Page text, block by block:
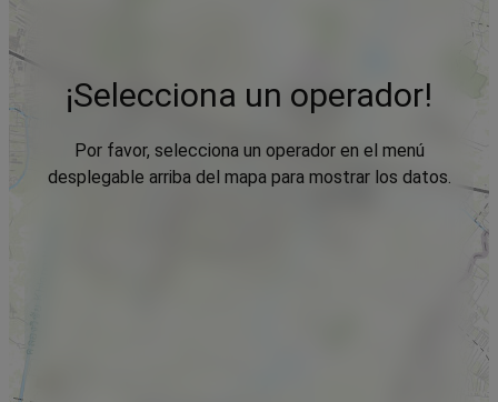
¡Selecciona un operador!
Por favor, selecciona un operador en el menú
desplegable arriba del mapa para mostrar los datos.